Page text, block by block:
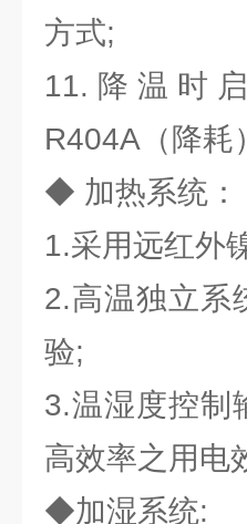
方式;
11.降温时
R404A（降耗
◆ 加热系统：
1.采用远红外
2.高温独立系
验;
3.温湿度控制
高效率之用电
◆加湿系统: